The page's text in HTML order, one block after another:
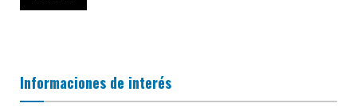
Informaciones de interés